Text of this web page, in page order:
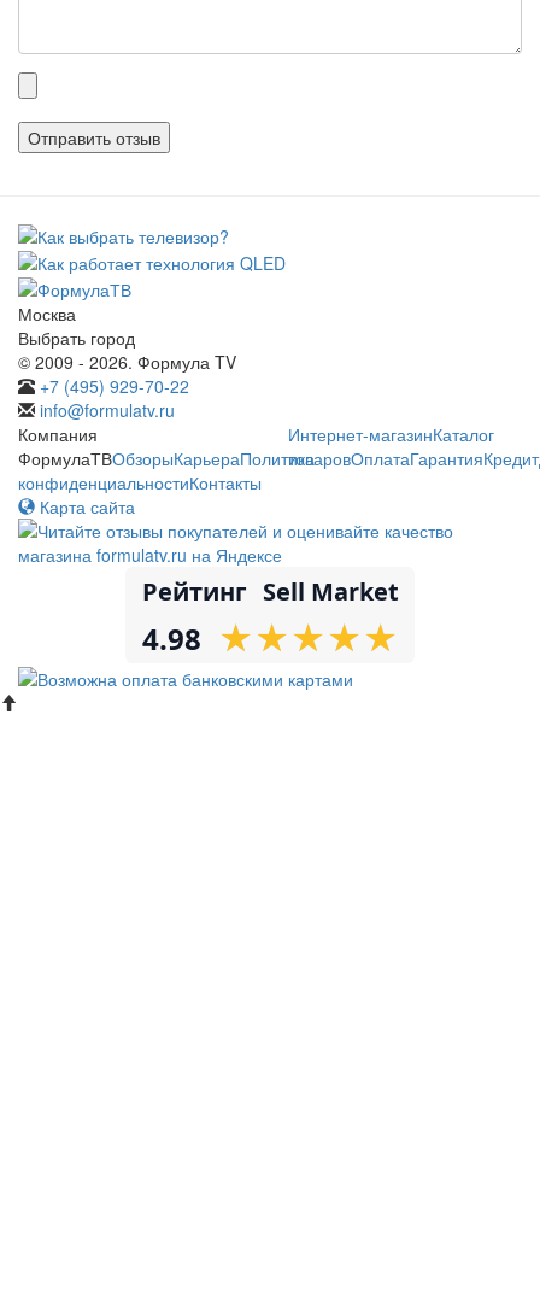
Прикрепленные
Москва
Выбрать город
© 2009 - 2026. Формула TV
+7 (495) 929-70-22
info@formulatv.ru
Компания
ФормулаТВОбзорыКарьераПолитика
конфиденциальностиКонтакты
Интернет-магазинКаталог
товаровОплатаГарантияКредит
Карта сайта
Рейтинг Sell Market
4.98 ★
★★
★★
★★
★★
★